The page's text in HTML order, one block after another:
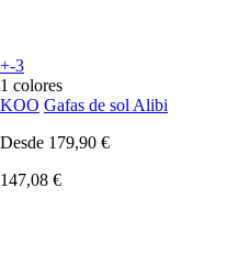
+-3
1 colores
KOO Gafas de sol Alibi
Desde 179,90 €
147,08 €